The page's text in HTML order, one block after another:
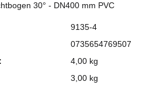
30° - DN400 mm PVC
9135-4
0735654769507
4,00 kg
3,00 kg